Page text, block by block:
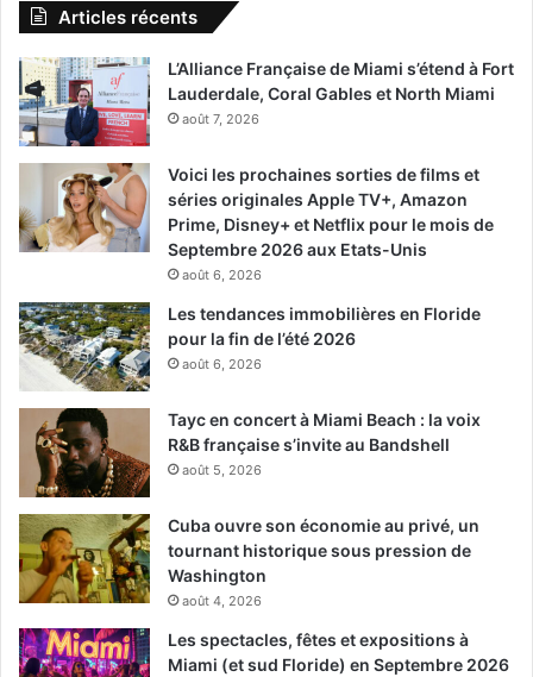
Articles récents
L’Alliance Française de Miami s’étend à Fort
Lauderdale, Coral Gables et North Miami
août 7, 2026
Voici les prochaines sorties de films et
séries originales Apple TV+, Amazon
Prime, Disney+ et Netflix pour le mois de
Septembre 2026 aux Etats-Unis
août 6, 2026
Les tendances immobilières en Floride
pour la fin de l’été 2026
août 6, 2026
Tayc en concert à Miami Beach : la voix
R&B française s’invite au Bandshell
août 5, 2026
Cuba ouvre son économie au privé, un
tournant historique sous pression de
Washington
août 4, 2026
Les spectacles, fêtes et expositions à
Miami (et sud Floride) en Septembre 2026